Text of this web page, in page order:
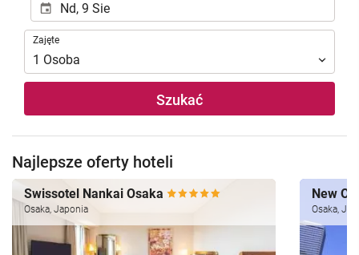
Zajęte
Zajęte
1 Osoba
Szukać
Najlepsze oferty hoteli
Swissotel Nankai Osaka
Osaka, Japonia
New
Osaka,